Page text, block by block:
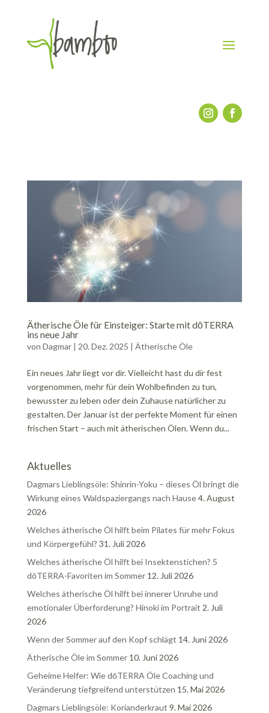
Ätherische Öle für Einsteiger: Starte mit dōTERRA
ins neue Jahr
von Dagmar| 20. Dez. 2025 | Ätherische Öle
Ein neues Jahr liegt vor dir. Vielleicht hast du dir fest
vorgenommen, mehr für dein Wohlbefinden zu tun,
bewusster zu leben oder dein Zuhause natürlicher zu
gestalten. Der Januar ist der perfekte Moment für einen
frischen Start – auch mit ätherischen Ölen. Wenn du...
Aktuelles
Dagmars Lieblingsöle: Shinrin-Yoku – dieses Öl bringt die
Wirkung eines Waldspaziergangs nach Hause4. August
2026
Welches ätherische Öl hilft beim Pilates für mehr Fokus
und Körpergefühl? 31. Juli 2026
Welches ätherische Öl hilft bei Insektenstichen? 5
dōTERRA-Favoriten im Sommer 12. Juli 2026
Welches ätherische Öl hilft bei innerer Unruhe und
emotionaler Überforderung? Hinoki im Portrait 2. Juli
2026
Wenn der Sommer auf den Kopf schlägt 14. Juni 2026
Ätherische Öle im Sommer 10. Juni 2026
Geheime Helfer: Wie dōTERRA Öle Coaching und
Veränderung tiefgreifend unterstützen 15. Mai 2026
Dagmars Lieblingsöle: Korianderkraut 9. Mai 2026